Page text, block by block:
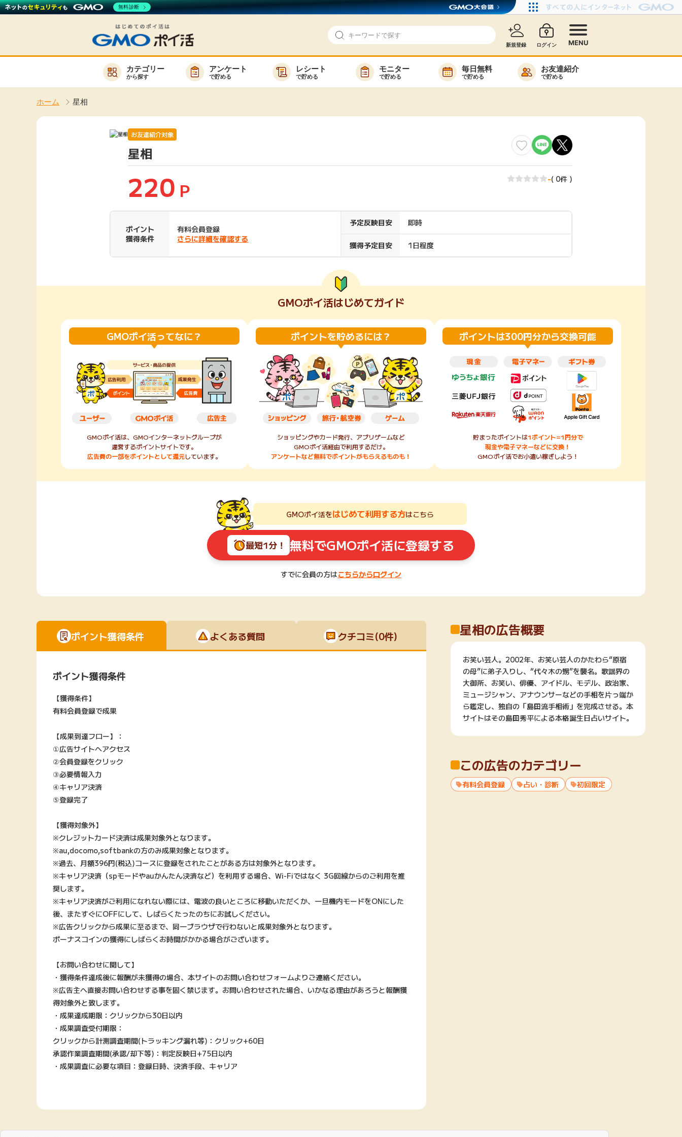
新規登録 ログイン MENU
お知らせ
高還元
モニター
特集一覧
ヘルプセンター
カテゴリー
から探す
アンケート
で貯める
レシート
で貯める
モニター
で貯める
毎日無料
で貯める
お友達紹介
で貯める
ホーム 星相
サービスから検索
Rakuten Fashion
楽天証券 楽天ビューティ
購入額の1%P
その他の楽天サービス
カテゴリーから検索
新着
ポイ活
お得情報
（貯まる・使えるお店）
情報
お友達紹介対象
星相
220 P -( 0件 )
ポイント
獲得条件
有料会員登録
さらに詳細を確認する
予定反映目安 即時
獲得予定目安 1日程度
GMOポイ活はじめてガイド
GMOポイ活ってなに？
GMOポイ活は、GMOインターネットグループが
運営するポイントサイトです。
広告費の一部をポイントとして還元しています。
ポイントを貯めるには？
ショッピングやカード発行、アプリゲームなど
GMOポイ活経由で利用するだけ。
アンケートなど無料でポイントがもらえるものも！
ポイントは300円分から交換可能
貯まったポイントは1ポイント=1円分で
現金や電子マネーなどに交換！
GMOポイ活でお小遣い稼ぎしよう！
GMOポイ活をはじめて利用する方はこちら
最短1分！ 無料でGMOポイ活に登録する
すでに会員の方はこちらからログイン
ポイント獲得条件 よくある質問 クチコミ(0件)
ポイント獲得条件
【獲得条件】
有料会員登録で成果
【成果到達フロー】：
①広告サイトへアクセス
②会員登録をクリック
③必要情報入力
④キャリア決済
⑤登録完了
【獲得対象外】
※クレジットカード決済は成果対象外となります。
※au,docomo,softbankの方のみ成果対象となります。
※過去、月額396円(税込)コースに登録をされたことがある方は対象外となります。
※キャリア決済（spモードやauかんたん決済など）を利用する場合、Wi-Fiではなく 3G回線からのご利用を推
奨します。
※キャリア決済がご利用になれない際には、電波の良いところに移動いただくか、一旦機内モードをONにした
後、またすぐにOFFにして、しばらくたったのちにお試しください。
※広告クリックから成果に至るまで、同一ブラウザで行わないと成果対象外となります。
ボーナスコインの獲得にしばらくお時間がかかる場合がございます。
【お問い合わせに関して】
・獲得条件達成後に報酬が未獲得の場合、本サイトのお問い合わせフォームよりご連絡ください。
※広告主へ直接お問い合わせする事を固く禁じます。お問い合わせされた場合、いかなる理由があろうと報酬獲
得対象外と致します。
・成果達成期限：クリックから30日以内
・成果調査受付期限：
クリックから計測調査期間(トラッキング漏れ等)：クリック+60日
承認作業調査期間(承認/却下等)：判定反映日+75日以内
・成果調査に必要な項目：登録日時、決済手段、キャリア
星相の広告概要
お笑い芸人。2002年、お笑い芸人のかたわら“原宿
の母”に弟子入りし、“代々木の甥”を襲名。歌謡界の
大御所、お笑い、俳優、アイドル、モデル、政治家、
ミュージシャン、アナウンサーなどの手相を片っ端か
ら鑑定し、独自の「島田流手相術」を完成させる。本
サイトはその島田秀平による本格誕生日占いサイト。
この広告のカテゴリー
有料会員登録 占い・診断 初回限定
無料診断